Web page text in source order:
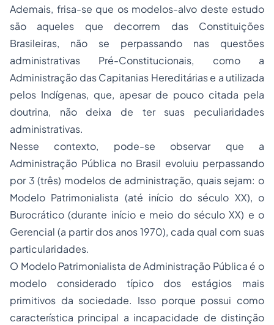
Ademais, frisa-se que os modelos-alvo deste estudo
são aqueles que decorrem das Constituições
Brasileiras, não se perpassando nas questões
administrativas Pré-Constitucionais, como a
Administração das Capitanias Hereditárias e a utilizada
pelos Indígenas, que, apesar de pouco citada pela
doutrina, não deixa de ter suas peculiaridades
administrativas.
Nesse contexto, pode-se observar que a
Administração Pública no Brasil evoluiu perpassando
por 3 (três) modelos de administração, quais sejam: o
Modelo Patrimonialista (até início do século XX), o
Burocrático (durante início e meio do século XX) e o
Gerencial (a partir dos anos 1970), cada qual com suas
particularidades.
O Modelo Patrimonialista de Administração Pública é o
modelo considerado típico dos estágios mais
primitivos da sociedade. Isso porque possui como
característica principal a incapacidade de distinção